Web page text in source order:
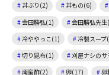
丼ぶり(2)
丼もの(6)
会田勝弘(1)
会田勝弘先
冷ややっこ(1)
冷製スープ
切り昆布(1)
刈屋ナシの
南蛮酢(2)
卵(17) 卵